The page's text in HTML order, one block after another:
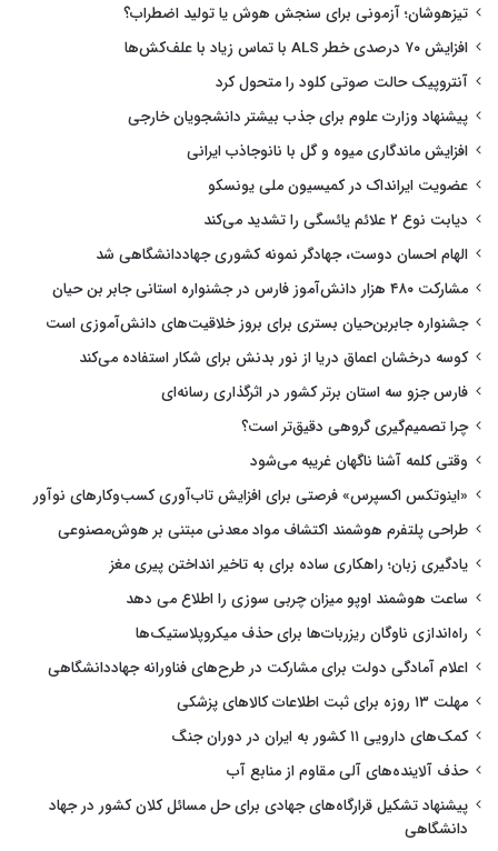
تیزهوشان؛ آزمونی برای سنجش هوش یا تولید اضطراب؟
افزایش ۷۰ درصدی خطر ALS با تماس زیاد با علف‌کش‌ها
آنتروپیک حالت صوتی کلود را متحول کرد
پیشنهاد وزارت علوم برای جذب بیشتر دانشجویان خارجی
افزایش ماندگاری میوه و گل با نانوجاذب ایرانی
عضویت ایرانداک در کمیسیون ملی یونسکو
دیابت نوع ۲ علائم یائسگی را تشدید می‌کند
الهام احسان دوست، جهادگر نمونه کشوری جهاددانشگاهی شد
مشارکت ۴۸۰ هزار دانش‌آموز فارس در جشنواره استانی جابر بن حیان
جشنواره جابربن‌حیان بستری برای بروز خلاقیت‌های دانش‌آموزی است
کوسه درخشان اعماق دریا از نور بدنش برای شکار استفاده می‌کند
فارس جزو سه استان برتر کشور در اثرگذاری رسانه‌ای
چرا تصمیم‌گیری گروهی دقیق‌تر است؟
وقتی کلمه آشنا ناگهان غریبه می‌شود
«اینوتکس اکسپرس» فرصتی برای افزایش تاب‌آوری کسب‌وکارهای نوآور
طراحی پلتفرم هوشمند اکتشاف مواد معدنی مبتنی بر هوش‌مصنوعی
یادگیری زبان؛ راهکاری ساده برای به تاخیر انداختن پیری مغز
ساعت هوشمند اوپو میزان چربی سوزی را اطلاع می دهد
راه‌اندازی ناوگان ریزربات‌ها برای حذف میکروپلاستیک‌ها
اعلام آمادگی دولت برای مشارکت در طرح‌های فناورانه جهاددانشگاهی
مهلت ۱۳ روزه برای ثبت اطلاعات کالاهای پزشکی
کمک‌های دارویی ۱۱ کشور به ایران در دوران جنگ
حذف آلاینده‌های آلی مقاوم از منابع آب
پیشنهاد تشکیل قرارگاه‌های جهادی برای حل مسائل کلان کشور در جهاد
دانشگاهی